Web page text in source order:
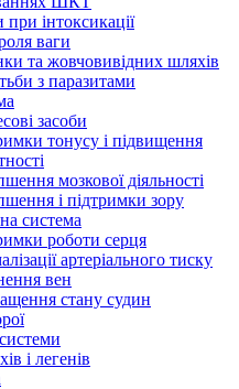
інтоксикації
ваги
та жовчовивідних шляхів
з паразитами
засоби
тонусу і підвищення
мозкової діяльності
і підтримки зору
система
роботи серця
артеріального тиску
вен
стану судин
і легенів